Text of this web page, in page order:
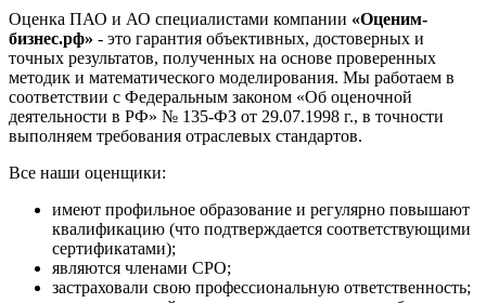
Оценка ПАО и АО специалистами компании «Оценим-
бизнес.рф» - это гарантия объективных, достоверных и
точных результатов, полученных на основе проверенных
методик и математического моделирования. Мы работаем в
соответствии с Федеральным законом «Об оценочной
деятельности в РФ» № 135-ФЗ от 29.07.1998 г., в точности
выполняем требования отраслевых стандартов.
Все наши оценщики:
имеют профильное образование и регулярно повышают
квалификацию (что подтверждается соответствующими
сертификатами);
являются членами СРО;
застраховали свою профессиональную ответственность;
Заводоуковск
Заозерный
Заполярный
Зарайск
Заринск
Зеленоград
Зеленодольск
Златоуст
Иваново